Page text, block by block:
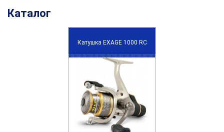
Каталог
Катушка EXAGE 1000 RC